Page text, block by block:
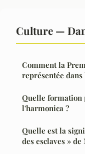
Culture —
Comment la
représentée
Quelle formation
l'harmonica ?
Quelle est la
des esclaves »